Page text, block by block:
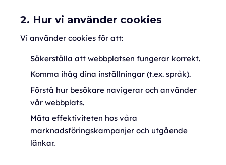
2. Hur vi använder cookies
Vi använder cookies för att:
Säkerställa att webbplatsen fungerar korrekt.
Komma ihåg dina inställningar (t.ex. språk).
Förstå hur besökare navigerar och använder
vår webbplats.
Mäta effektiviteten hos våra
marknadsföringskampanjer och utgående
länkar.